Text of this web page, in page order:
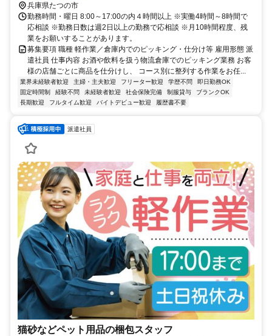
兵庫県たつの市
勤務時間・曜日 8:00～17:00の内４時間以上 ※実働4時間～8時間で
応相談 ※勤務日数は週2日以上の勤務で応相談 ※月10時間程度、残
業をお願いすることがあります。
募集要項 職種 軽作業／倉庫内でのピッキング・仕分け等 雇用形態 派
遣社員 仕事内容 お酒や飲料を扱う物流倉庫でのピッキング業務 お客
様の店舗ごとに商品を仕分けし、 コース別に整列する作業をお任...
業界未経験者歓迎 主婦・主夫歓迎 フリーター歓迎 学歴不問
即日勤務OK
固定時間制
経験不問 未経験者歓迎 社会保険完備 制服貸与
ブランクOK
長期歓迎
フルタイム歓迎 バイトデビュー歓迎 履歴書不要
派遣社員
猫砂などペット用品の梱包スタッフ